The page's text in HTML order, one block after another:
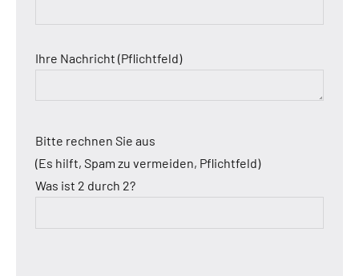
Ihre Nachricht (Pflichtfeld)
Bitte rechnen Sie aus
(Es hilft, Spam zu vermeiden, Pflichtfeld)
Was ist 2 durch 2?